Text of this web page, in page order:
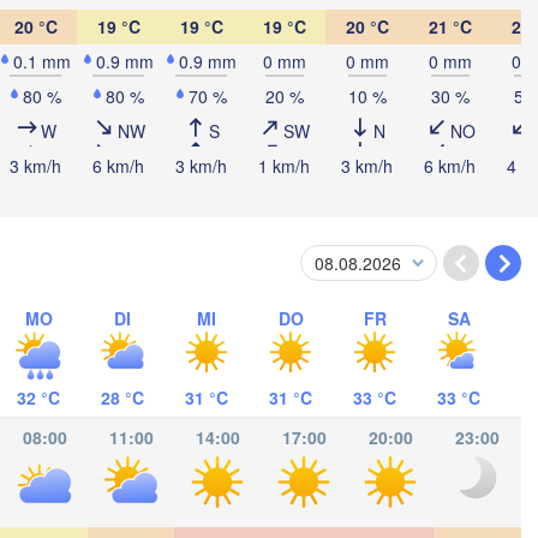
20 °C
0.1 mm
80 %
W
3 km/h
19 °C
0.9 mm
80 %
NW
6 km/h
19 °C
0.9 mm
70 %
S
3 km/h
19 °C
0 mm
20 %
SW
1 km/h
20 °C
0 mm
10 %
N
3 km/h
21 °C
0 mm
30 %
NO
6 km/h
22
0
50
4
MO
32 °C
DI
28 °C
MI
31 °C
DO
31 °C
FR
33 °C
SA
33 °C
08:00 11:00 14:00 17:00 20:00 23:00
București
Одеса
Chișinău
Кривий
(Kryvyi
Чернівці
(Chernivtsi)
Constanța
(Kropyvnytskyi)
Плевен
Пловдив
Миколаїв
(Mykolaiv)
(Varna)
BULGARIEN
REPUBLIK
MOLDAU